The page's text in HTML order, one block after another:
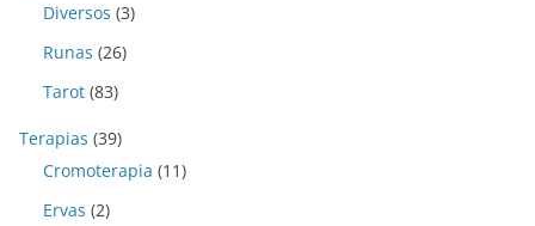
Diversos (3)
Runas (26)
Tarot (83)
Terapias (39)
Cromoterapia (11)
Ervas (2)